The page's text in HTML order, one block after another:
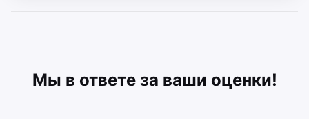
Мы в ответе за ваши оценки!